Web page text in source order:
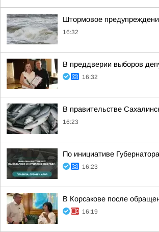
Штормовое
16:32
В преддверии выборов
16:32
В правительстве
16:23
По инициативе
16:23
В Корсакове после
16:19